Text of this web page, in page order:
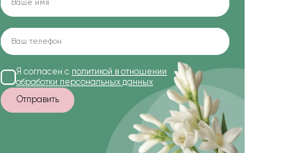
Я согласен с политикой в отношении
обработки персональных данных
Отправить